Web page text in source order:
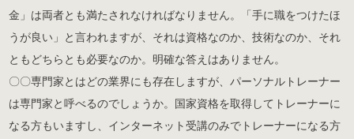
金」は両者とも満たされなければなりません。「手に職をつけたほ
うが良い」と言われますが、それは資格なのか、技術なのか、それ
ともどちらとも必要なのか。明確な答えはありません。
〇〇専門家とはどの業界にも存在しますが、パーソナルトレーナー
は専門家と呼べるのでしょうか。国家資格を取得してトレーナーに
なる方もいますし、インターネット受講のみでトレーナーになる方